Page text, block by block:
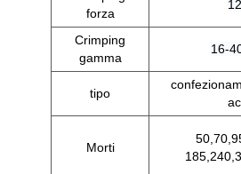
forza
Crimping
gamma
16-
tipo
Morti